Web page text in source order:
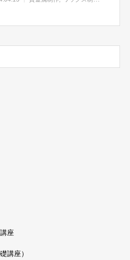
座
講座）